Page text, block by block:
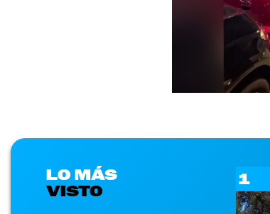
LO MÁS
VISTO
1